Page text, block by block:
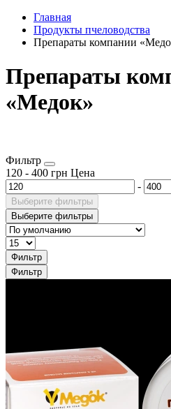
Главная
Продукты пчеловодства
Препараты компании
Препараты
«Медок»
Фильтр
120 - 400 грн Цена
-
Выберите фильтры
Выберите фильтры
Фильтр
Фильтр